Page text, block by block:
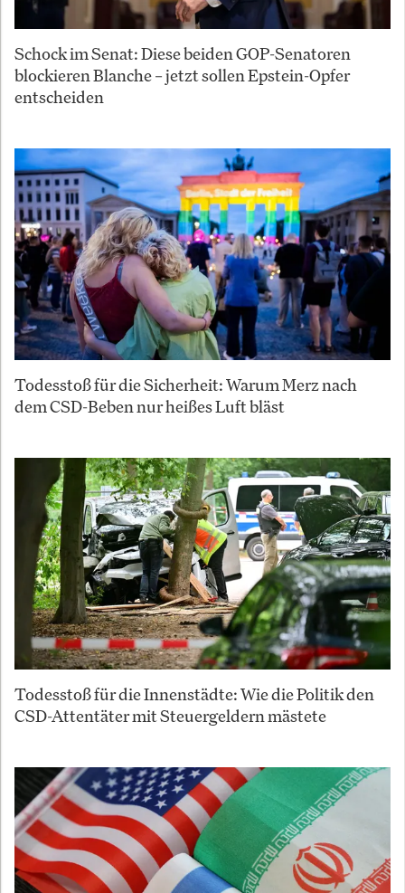
Schock im Senat: Diese beiden GOP-Senatoren
blockieren Blanche – jetzt sollen Epstein-Opfer
entscheiden
Todesstoß für die Sicherheit: Warum Merz nach
dem CSD-Beben nur heißes Luft bläst
Todesstoß für die Innenstädte: Wie die Politik den
CSD-Attentäter mit Steuergeldern mästete